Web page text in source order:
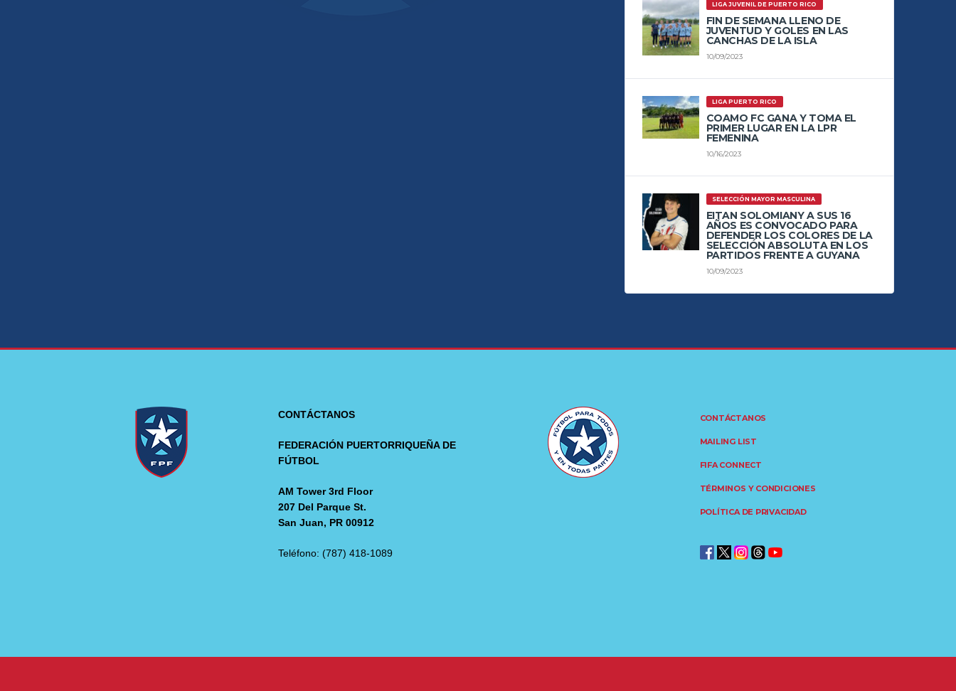
LIGA JUVENIL DE PUERTO RICO
FIN DE SEMANA LLENO DE
JUVENTUD Y GOLES EN LAS
CANCHAS DE LA ISLA
10/09/2023
LIGA PUERTO RICO
COAMO FC GANA Y TOMA EL
PRIMER LUGAR EN LA LPR
FEMENINA
10/16/2023
SELECCIÓN MAYOR MASCULINA
EITAN SOLOMIANY A SUS 16
AÑOS ES CONVOCADO PARA
DEFENDER LOS COLORES DE LA
SELECCIÓN ABSOLUTA EN LOS
PARTIDOS FRENTE A GUYANA
10/09/2023
CONTÁCTANOS
FEDERACIÓN PUERTORRIQUEÑA DE
FÚTBOL
AM Tower 3rd Floor
207 Del Parque St.
San Juan, PR 00912
Teléfono: (787) 418-1089
CONTÁCTANOS
MAILING LIST
FIFA CONNECT
TÉRMINOS Y CONDICIONES
POLÍTICA DE PRIVACIDAD